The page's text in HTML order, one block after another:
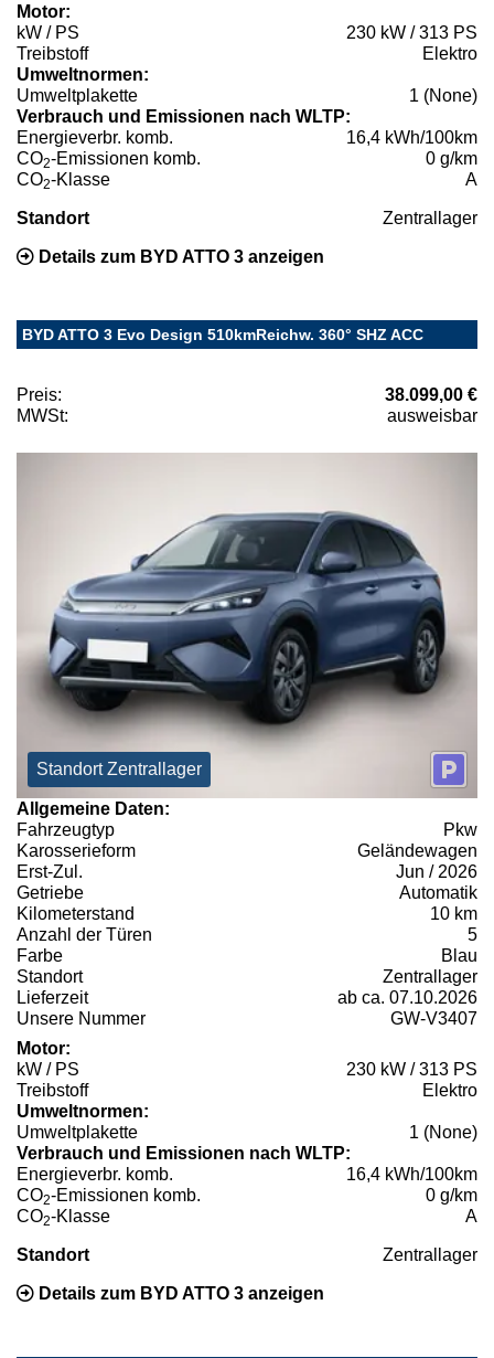
Motor:
kW / PS
230 kW / 313 PS
Treibstoff
Elektro
Umweltnormen:
Umweltplakette
1 (None)
Verbrauch und Emissionen nach WLTP:
Energieverbr. komb.
16,4 kWh/100km
CO2-Emissionen komb.
0 g/km
CO2-Klasse A
Standort Zentrallager
Details zum BYD ATTO 3 anzeigen
BYD ATTO 3 Evo Design 510kmReichw. 360° SHZ ACC
Preis:
38.099,00 €
MWSt:
ausweisbar
Standort Zentrallager
Allgemeine Daten:
Fahrzeugtyp
Pkw
Karosserieform
Geländewagen
Erst-Zul.
Jun / 2026
Getriebe
Automatik
Kilometerstand
10 km
Anzahl der Türen
5
Farbe
Blau
Standort
Zentrallager
Lieferzeit
ab ca. 07.10.2026
Unsere Nummer
GW-V3407
Motor:
kW / PS
230 kW / 313 PS
Treibstoff
Elektro
Umweltnormen:
Umweltplakette
1 (None)
Verbrauch und Emissionen nach WLTP:
Energieverbr. komb.
16,4 kWh/100km
CO2-Emissionen komb.
0 g/km
CO2-Klasse A
Standort Zentrallager
Details zum BYD ATTO 3 anzeigen